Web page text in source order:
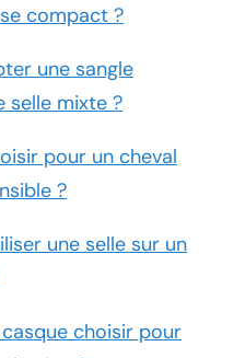
compact ?
une sangle
selle mixte ?
pour un cheval
?
une selle sur un
choisir pour